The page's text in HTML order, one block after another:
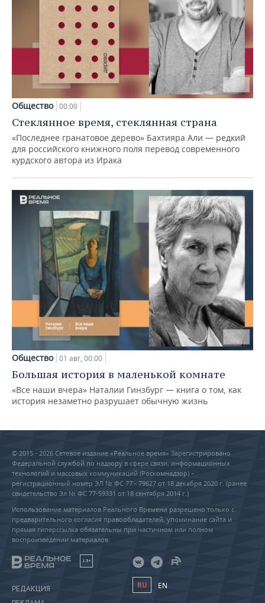
Общество 00:00
Стеклянное время, стеклянная страна
«Последнее гранатовое дерево» Бахтияра Али — редкий
для российского книжного поля перевод современного
курдского автора из Ирака
Общество 01 авг, 00:00
Большая история в маленькой комнате
«Все наши вчера» Наталии Гинзбург — книга о том, как
история незаметно разрушает обычную жизнь
© 2015 - 2026 Сетевое издание «Реальное время» Зарегистрировано
Федеральной службой по надзору в сфере связи, информационных
технологий и массовых коммуникаций (Роскомнадзор) –
регистрационный номер ЭЛ № ФС 77 - 79627 от 18 декабря 2020 г. (ранее
свидетельство Эл № ФС 77-59331 от 18 сентября 2014 г.)
Использование материалов Реального Времени разрешено только с
предварительного согласия правообладателей, упоминание сайта и
прямая гиперссылка обязательны при частичном или полном
воспроизведении материалов.
18+
РЕДАКЦИЯ
RU EN